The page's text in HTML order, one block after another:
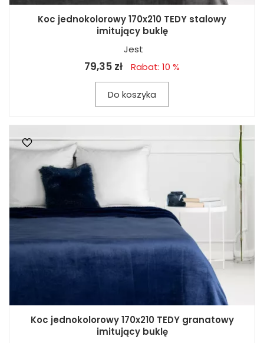
Koc jednokolorowy 170x210 TEDY stalowy
imitujący buklę
Jest
79,35 zł Rabat: 10 %
Do koszyka
Koc jednokolorowy 170x210 TEDY granatowy
imitujący buklę